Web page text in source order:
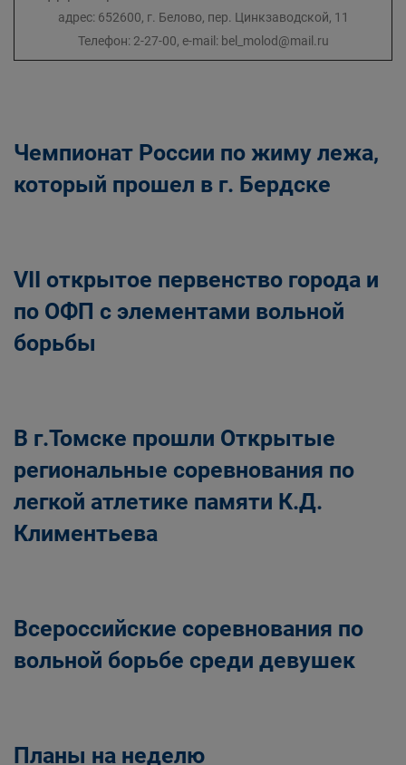
адрес: 652600, г. Белово, пер. Цинкзаводской, 11
Телефон: 2-27-00, e-mail: bel_molod@mail.ru
Чемпионат России по жиму лежа,
который прошел в г. Бердске
VII открытое первенство города и
по ОФП с элементами вольной
борьбы
В г.Томске прошли Открытые
региональные соревнования по
легкой атлетике памяти К.Д.
Климентьева
Всероссийские соревнования по
вольной борьбе среди девушек
Планы на неделю